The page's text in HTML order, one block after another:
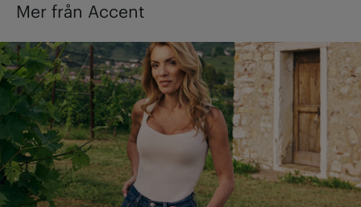
Mer från Accent